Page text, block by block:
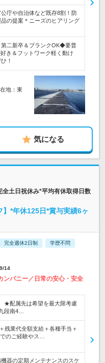
庁や自治体など既存8割！防
の提案＊ニーズのヒアリング
第二新卒＆ブランクOK◆要普
き＆フットワーク軽く動け
！
地：東
気になる
土日祝休み*平均有休取得日数
*年休125日*賞与実績6ヶ
完全週休2日制 学歴不問
14
ンパニー／日常の安心・安全
★配属先は希望を最大限考慮
段南4…
残業代全額支給＋各種手当＋
のご経験やス…
器の定期メンテナンスのスケ